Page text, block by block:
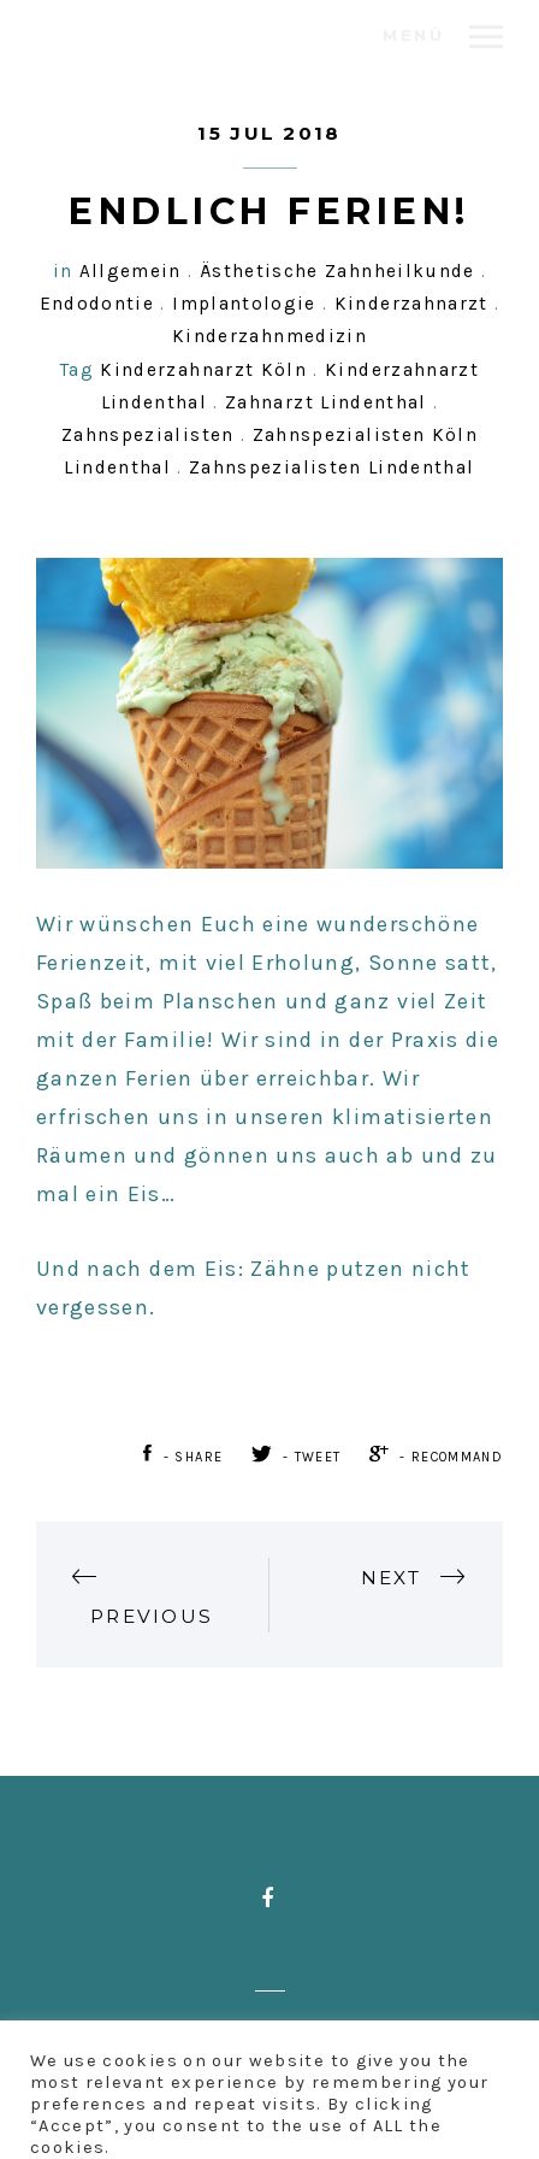
15 JUL 2018
ENDLICH FERIEN!
in Allgemein . Ästhetische Zahnheilkunde .
Endodontie . Implantologie . Kinderzahnarzt .
Kinderzahnmedizin
Tag Kinderzahnarzt Köln . Kinderzahnarzt
Lindenthal . Zahnarzt Lindenthal .
Zahnspezialisten . Zahnspezialisten Köln
Lindenthal . Zahnspezialisten Lindenthal
Wir wünschen Euch eine wunderschöne
Ferienzeit, mit viel Erholung, Sonne satt,
Spaß beim Planschen und ganz viel Zeit
mit der Familie! Wir sind in der Praxis die
ganzen Ferien über erreichbar. Wir
erfrischen uns in unseren klimatisierten
Räumen und gönnen uns auch ab und zu
mal ein Eis…
Und nach dem Eis: Zähne putzen nicht
vergessen.
- SHARE - TWEET - RECOMMAND
P
G
A
PREVIOUS
NEXT
| 50931 Köln | Fon: 0221 500 65 501 |
Impressum
We use cookies on our website to give you the
most relevant experience by remembering your
preferences and repeat visits. By clicking
“Accept”, you consent to the use of ALL the
cookies.